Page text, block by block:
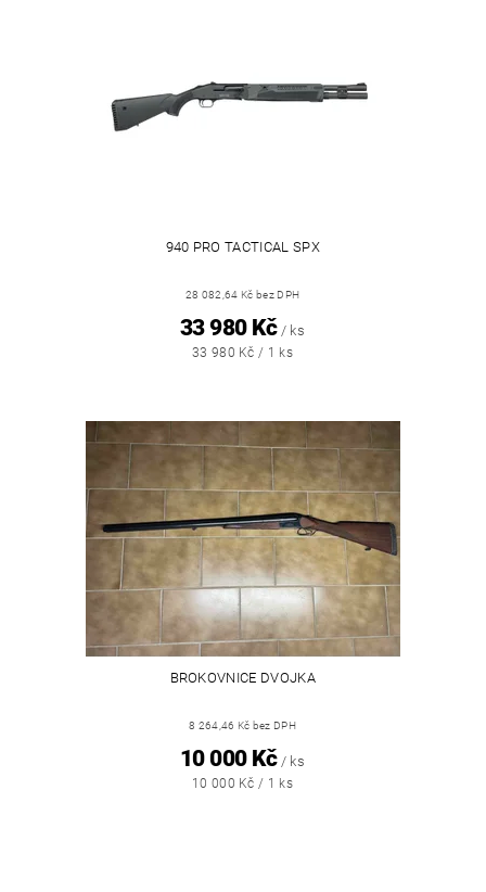
940 PRO TACTICAL SPX
28 082,64 Kč bez DPH
33 980 Kč / ks
33 980 Kč / 1 ks
BROKOVNICE DVOJKA
8 264,46 Kč bez DPH
10 000 Kč / ks
10 000 Kč / 1 ks